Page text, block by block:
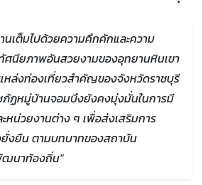
นเต็มไปด้วยความคึกคักและความ
ศนียภาพอันสวยงามของอุทยานหินเขา
ล่งท่องเที่ยวสำคัญของจังหวัดราชบุรี
ภัฏหมู่บ้านจอมบึงยังคงมุ่งมั่นในการมี
น่วยงานต่าง ๆ เพื่อส่งเสริมการ
งยืน ตามบทบาทของสถาบัน
ฒนาท้องถิ่น"